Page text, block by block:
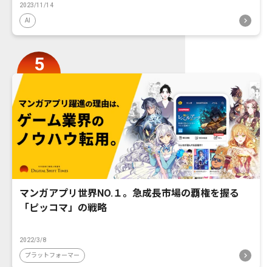
2023/11/14
AI
マンガアプリ世界NO.１。急成長市場の覇権を握る
「ピッコマ」の戦略
2022/3/8
プラットフォーマー